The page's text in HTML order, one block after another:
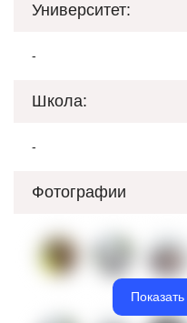
Университет:
-
Школа:
-
Фотографии